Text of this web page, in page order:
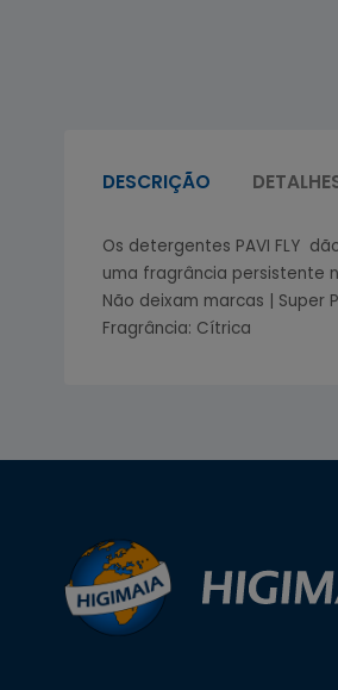
DESCRIÇÃO
Os detergentes PAVI FLY
uma fragrância persistente
Não deixam marcas | Super
Fragrância: Cítrica